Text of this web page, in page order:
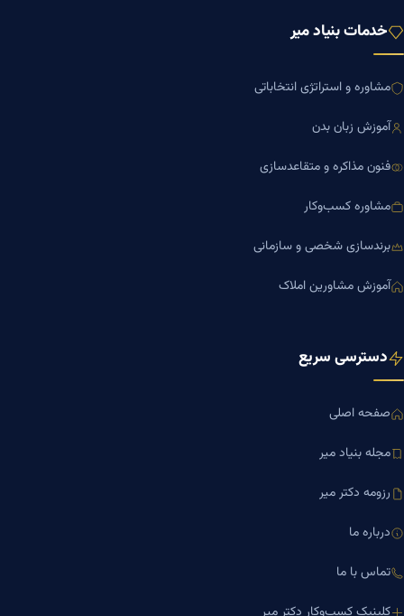
خدمات بنیاد میر
مشاوره و استراتژی انتخاباتی
آموزش زبان بدن
فنون مذاکره و متقاعدسازی
مشاوره کسب‌وکار
برندسازی شخصی و سازمانی
آموزش مشاورین املاک
دسترسی سریع
صفحه اصلی
مجله بنیاد میر
رزومه دکتر میر
درباره ما
تماس با ما